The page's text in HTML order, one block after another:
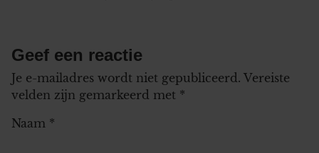
Geef een reactie
Je e-mailadres wordt niet gepubliceerd. Vereiste
velden zijn gemarkeerd met *
Naam *